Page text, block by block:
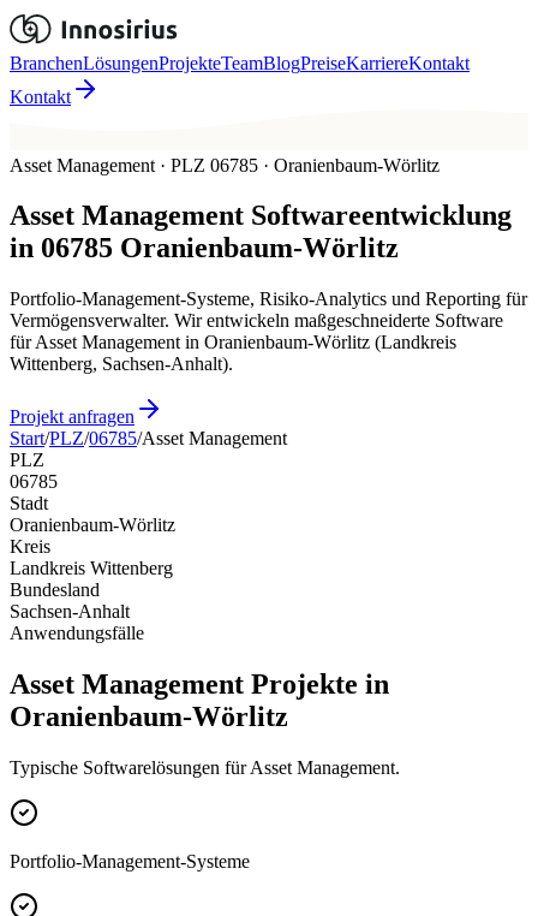
BranchenLösungenProjekteTeamBlogPreiseKarriereKontakt
Kontakt
Asset Management · PLZ 06785 · Oranienbaum-Wörlitz
Asset Management Softwareentwicklung
in 06785 Oranienbaum-Wörlitz
Portfolio-Management-Systeme, Risiko-Analytics und Reporting für
Vermögensverwalter. Wir entwickeln maßgeschneiderte Software
für Asset Management in Oranienbaum-Wörlitz (Landkreis
Wittenberg, Sachsen-Anhalt).
Projekt anfragen
Start/PLZ/06785/Asset Management
PLZ
06785
Stadt
Oranienbaum-Wörlitz
Kreis
Landkreis Wittenberg
Bundesland
Sachsen-Anhalt
Anwendungsfälle
Asset Management Projekte in
Oranienbaum-Wörlitz
Typische Softwarelösungen für Asset Management.
Portfolio-Management-Systeme